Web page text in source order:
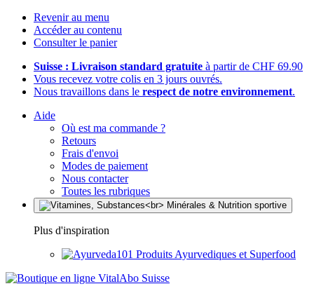
Revenir au menu
Accéder au contenu
Consulter le panier
Suisse : Livraison standard gratuite à partir de CHF 69.90
Vous recevez votre colis en 3 jours ouvrés.
Nous travaillons dans le respect de notre environnement.
Aide
Où est ma commande ?
Retours
Frais d'envoi
Modes de paiement
Nous contacter
Toutes les rubriques
Plus d'inspiration
Produits Ayurvediques et Superfood